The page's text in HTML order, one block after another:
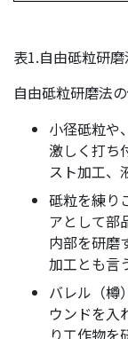
表1.自由砥粒研
自由砥粒研磨法
小径砥粒や
激しく打ち
スト加工、
砥粒を練り
アとして部
内部を研磨
加工とも言
バレル（樽
ウンドを入
り工作物を